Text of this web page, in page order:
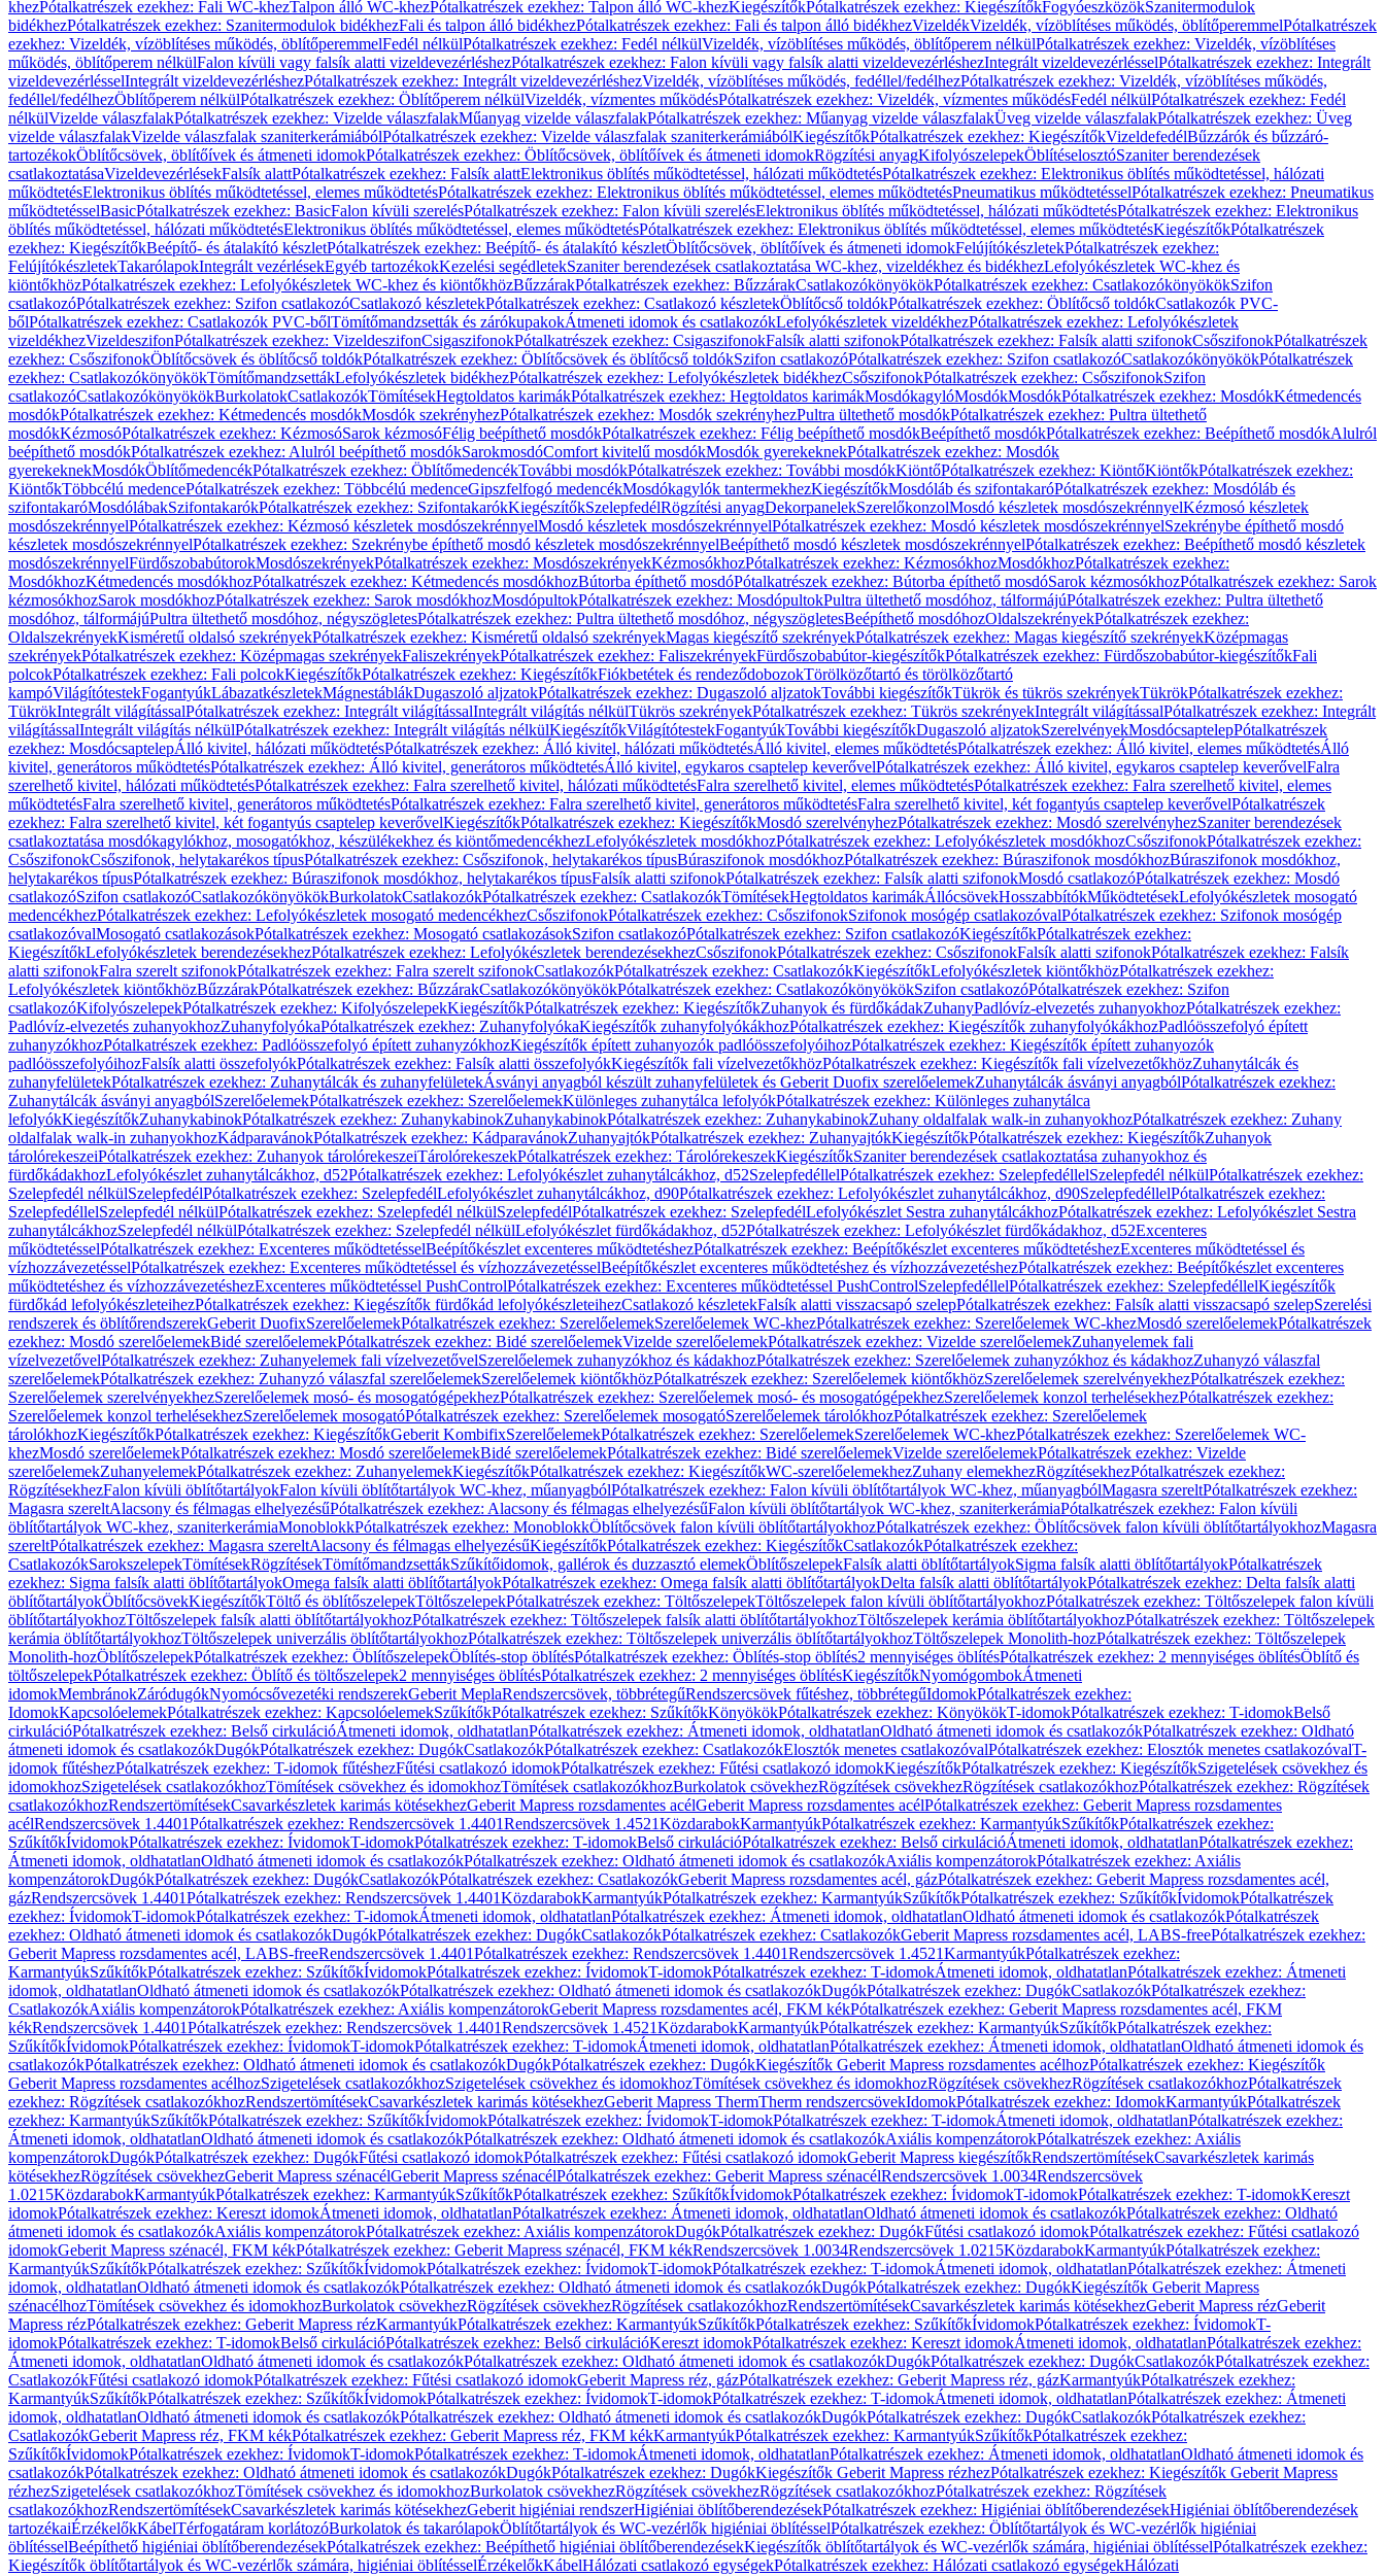
khezPótalkatrészek ezekhez: Fali WC-khezTalpon álló WC-khezPótalkatrészek ezekhez: Talpon álló WC-khezKiegészítőkPótalkatrészek ezekhez: KiegészítőkFogyóeszközökSzanitermodulok
bidékhezPótalkatrészek ezekhez: Szanitermodulok bidékhezFali és talpon álló bidékhezPótalkatrészek ezekhez: Fali és talpon álló bidékhezVizeldékVizeldék, vízöblítéses működés, öblítőperemmelPótalkatrészek
ezekhez: Vizeldék, vízöblítéses működés, öblítőperemmelFedél nélkülPótalkatrészek ezekhez: Fedél nélkülVizeldék, vízöblítéses működés, öblítőperem nélkülPótalkatrészek ezekhez: Vizeldék, vízöblítéses
működés, öblítőperem nélkülFalon kívüli vagy falsík alatti vizeldevezérléshezPótalkatrészek ezekhez: Falon kívüli vagy falsík alatti vizeldevezérléshezIntegrált vizeldevezérlésselPótalkatrészek ezekhez: Integrált
vizeldevezérlésselIntegrált vizeldevezérléshezPótalkatrészek ezekhez: Integrált vizeldevezérléshezVizeldék, vízöblítéses működés, fedéllel/fedélhezPótalkatrészek ezekhez: Vizeldék, vízöblítéses működés,
fedéllel/fedélhezÖblítőperem nélkülPótalkatrészek ezekhez: Öblítőperem nélkülVizeldék, vízmentes működésPótalkatrészek ezekhez: Vizeldék, vízmentes működésFedél nélkülPótalkatrészek ezekhez: Fedél
nélkülVizelde válaszfalakPótalkatrészek ezekhez: Vizelde válaszfalakMűanyag vizelde válaszfalakPótalkatrészek ezekhez: Műanyag vizelde válaszfalakÜveg vizelde válaszfalakPótalkatrészek ezekhez: Üveg
vizelde válaszfalakVizelde válaszfalak szaniterkerámiábólPótalkatrészek ezekhez: Vizelde válaszfalak szaniterkerámiábólKiegészítőkPótalkatrészek ezekhez: KiegészítőkVizeldefedélBűzzárók és bűzzáró-
tartozékokÖblítőcsövek, öblítőívek és átmeneti idomokPótalkatrészek ezekhez: Öblítőcsövek, öblítőívek és átmeneti idomokRögzítési anyagKifolyószelepekÖblítéselosztóSzaniter berendezések
csatlakoztatásaVizeldevezérlésekFalsík alattPótalkatrészek ezekhez: Falsík alattElektronikus öblítés működtetéssel, hálózati működtetésPótalkatrészek ezekhez: Elektronikus öblítés működtetéssel, hálózati
működtetésElektronikus öblítés működtetéssel, elemes működtetésPótalkatrészek ezekhez: Elektronikus öblítés működtetéssel, elemes működtetésPneumatikus működtetésselPótalkatrészek ezekhez: Pneumatikus
működtetésselBasicPótalkatrészek ezekhez: BasicFalon kívüli szerelésPótalkatrészek ezekhez: Falon kívüli szerelésElektronikus öblítés működtetéssel, hálózati működtetésPótalkatrészek ezekhez: Elektronikus
öblítés működtetéssel, hálózati működtetésElektronikus öblítés működtetéssel, elemes működtetésPótalkatrészek ezekhez: Elektronikus öblítés működtetéssel, elemes működtetésKiegészítőkPótalkatrészek
ezekhez: KiegészítőkBeépítő- és átalakító készletPótalkatrészek ezekhez: Beépítő- és átalakító készletÖblítőcsövek, öblítőívek és átmeneti idomokFelújítókészletekPótalkatrészek ezekhez:
FelújítókészletekTakarólapokIntegrált vezérlésekEgyéb tartozékokKezelési segédletekSzaniter berendezések csatlakoztatása WC-khez, vizeldékhez és bidékhezLefolyókészletek WC-khez és
kiöntőkhözPótalkatrészek ezekhez: Lefolyókészletek WC-khez és kiöntőkhözBűzzárakPótalkatrészek ezekhez: BűzzárakCsatlakozókönyökökPótalkatrészek ezekhez: CsatlakozókönyökökSzifon
csatlakozóPótalkatrészek ezekhez: Szifon csatlakozóCsatlakozó készletekPótalkatrészek ezekhez: Csatlakozó készletekÖblítőcső toldókPótalkatrészek ezekhez: Öblítőcső toldókCsatlakozók PVC-
bőlPótalkatrészek ezekhez: Csatlakozók PVC-bőlTömítőmandzsetták és zárókupakokÁtmeneti idomok és csatlakozókLefolyókészletek vizeldékhezPótalkatrészek ezekhez: Lefolyókészletek
vizeldékhezVizeldeszifonPótalkatrészek ezekhez: VizeldeszifonCsigaszifonokPótalkatrészek ezekhez: CsigaszifonokFalsík alatti szifonokPótalkatrészek ezekhez: Falsík alatti szifonokCsőszifonokPótalkatrészek
ezekhez: CsőszifonokÖblítőcsövek és öblítőcső toldókPótalkatrészek ezekhez: Öblítőcsövek és öblítőcső toldókSzifon csatlakozóPótalkatrészek ezekhez: Szifon csatlakozóCsatlakozókönyökökPótalkatrészek
ezekhez: CsatlakozókönyökökTömítőmandzsettákLefolyókészletek bidékhezPótalkatrészek ezekhez: Lefolyókészletek bidékhezCsőszifonokPótalkatrészek ezekhez: CsőszifonokSzifon
csatlakozóCsatlakozókönyökökBurkolatokCsatlakozókTömítésekHegtoldatos karimákPótalkatrészek ezekhez: Hegtoldatos karimákMosdókagylóMosdókMosdókPótalkatrészek ezekhez: MosdókKétmedencés
mosdókPótalkatrészek ezekhez: Kétmedencés mosdókMosdók szekrényhezPótalkatrészek ezekhez: Mosdók szekrényhezPultra ültethető mosdókPótalkatrészek ezekhez: Pultra ültethető
mosdókKézmosóPótalkatrészek ezekhez: KézmosóSarok kézmosóFélig beépíthető mosdókPótalkatrészek ezekhez: Félig beépíthető mosdókBeépíthető mosdókPótalkatrészek ezekhez: Beépíthető mosdókAlulról
beépíthető mosdókPótalkatrészek ezekhez: Alulról beépíthető mosdókSarokmosdóComfort kivitelű mosdókMosdók gyerekeknekPótalkatrészek ezekhez: Mosdók
gyerekeknekMosdókÖblítőmedencékPótalkatrészek ezekhez: ÖblítőmedencékTovábbi mosdókPótalkatrészek ezekhez: További mosdókKiöntőPótalkatrészek ezekhez: KiöntőKiöntőkPótalkatrészek ezekhez:
KiöntőkTöbbcélú medencePótalkatrészek ezekhez: Többcélú medenceGipszfelfogó medencékMosdókagylók tantermekhezKiegészítőkMosdóláb és szifontakaróPótalkatrészek ezekhez: Mosdóláb és
szifontakaróMosdólábakSzifontakarókPótalkatrészek ezekhez: SzifontakarókKiegészítőkSzelepfedélRögzítési anyagDekorpanelekSzerelőkonzolMosdó készletek mosdószekrénnyelKézmosó készletek
mosdószekrénnyelPótalkatrészek ezekhez: Kézmosó készletek mosdószekrénnyelMosdó készletek mosdószekrénnyelPótalkatrészek ezekhez: Mosdó készletek mosdószekrénnyelSzekrénybe építhető mosdó
készletek mosdószekrénnyelPótalkatrészek ezekhez: Szekrénybe építhető mosdó készletek mosdószekrénnyelBeépíthető mosdó készletek mosdószekrénnyelPótalkatrészek ezekhez: Beépíthető mosdó készletek
mosdószekrénnyelFürdőszobabútorokMosdószekrényekPótalkatrészek ezekhez: MosdószekrényekKézmosókhozPótalkatrészek ezekhez: KézmosókhozMosdókhozPótalkatrészek ezekhez:
MosdókhozKétmedencés mosdókhozPótalkatrészek ezekhez: Kétmedencés mosdókhozBútorba építhető mosdóPótalkatrészek ezekhez: Bútorba építhető mosdóSarok kézmosókhozPótalkatrészek ezekhez: Sarok
kézmosókhozSarok mosdókhozPótalkatrészek ezekhez: Sarok mosdókhozMosdópultokPótalkatrészek ezekhez: MosdópultokPultra ültethető mosdóhoz, tálformájúPótalkatrészek ezekhez: Pultra ültethető
mosdóhoz, tálformájúPultra ültethető mosdóhoz, négyszögletesPótalkatrészek ezekhez: Pultra ültethető mosdóhoz, négyszögletesBeépíthető mosdóhozOldalszekrényekPótalkatrészek ezekhez:
OldalszekrényekKisméretű oldalsó szekrényekPótalkatrészek ezekhez: Kisméretű oldalsó szekrényekMagas kiegészítő szekrényekPótalkatrészek ezekhez: Magas kiegészítő szekrényekKözépmagas
szekrényekPótalkatrészek ezekhez: Középmagas szekrényekFaliszekrényekPótalkatrészek ezekhez: FaliszekrényekFürdőszobabútor-kiegészítőkPótalkatrészek ezekhez: Fürdőszobabútor-kiegészítőkFali
polcokPótalkatrészek ezekhez: Fali polcokKiegészítőkPótalkatrészek ezekhez: KiegészítőkFiókbetétek és rendeződobozokTörölközőtartó és törölközőtartó
kampóVilágítótestekFogantyúkLábazatkészletekMágnestáblákDugaszoló aljzatokPótalkatrészek ezekhez: Dugaszoló aljzatokTovábbi kiegészítőkTükrök és tükrös szekrényekTükrökPótalkatrészek ezekhez:
TükrökIntegrált világítássalPótalkatrészek ezekhez: Integrált világítássalIntegrált világítás nélkülTükrös szekrényekPótalkatrészek ezekhez: Tükrös szekrényekIntegrált világítássalPótalkatrészek ezekhez: Integrált
világítássalIntegrált világítás nélkülPótalkatrészek ezekhez: Integrált világítás nélkülKiegészítőkVilágítótestekFogantyúkTovábbi kiegészítőkDugaszoló aljzatokSzerelvényekMosdócsaptelepPótalkatrészek
ezekhez: MosdócsaptelepÁlló kivitel, hálózati működtetésPótalkatrészek ezekhez: Álló kivitel, hálózati működtetésÁlló kivitel, elemes működtetésPótalkatrészek ezekhez: Álló kivitel, elemes működtetésÁlló
kivitel, generátoros működtetésPótalkatrészek ezekhez: Álló kivitel, generátoros működtetésÁlló kivitel, egykaros csaptelep keverővelPótalkatrészek ezekhez: Álló kivitel, egykaros csaptelep keverővelFalra
szerelhető kivitel, hálózati működtetésPótalkatrészek ezekhez: Falra szerelhető kivitel, hálózati működtetésFalra szerelhető kivitel, elemes működtetésPótalkatrészek ezekhez: Falra szerelhető kivitel, elemes
működtetésFalra szerelhető kivitel, generátoros működtetésPótalkatrészek ezekhez: Falra szerelhető kivitel, generátoros működtetésFalra szerelhető kivitel, két fogantyús csaptelep keverővelPótalkatrészek
ezekhez: Falra szerelhető kivitel, két fogantyús csaptelep keverővelKiegészítőkPótalkatrészek ezekhez: KiegészítőkMosdó szerelvényhezPótalkatrészek ezekhez: Mosdó szerelvényhezSzaniter berendezések
csatlakoztatása mosdókagylókhoz, mosogatókhoz, készülékekhez és kiöntőmedencékhezLefolyókészletek mosdókhozPótalkatrészek ezekhez: Lefolyókészletek mosdókhozCsőszifonokPótalkatrészek ezekhez:
CsőszifonokCsőszifonok, helytakarékos típusPótalkatrészek ezekhez: Csőszifonok, helytakarékos típusBúraszifonok mosdókhozPótalkatrészek ezekhez: Búraszifonok mosdókhozBúraszifonok mosdókhoz,
helytakarékos típusPótalkatrészek ezekhez: Búraszifonok mosdókhoz, helytakarékos típusFalsík alatti szifonokPótalkatrészek ezekhez: Falsík alatti szifonokMosdó csatlakozóPótalkatrészek ezekhez: Mosdó
csatlakozóSzifon csatlakozóCsatlakozókönyökökBurkolatokCsatlakozókPótalkatrészek ezekhez: CsatlakozókTömítésekHegtoldatos karimákÁllócsövekHosszabbítókMűködtetésekLefolyókészletek mosogató
medencékhezPótalkatrészek ezekhez: Lefolyókészletek mosogató medencékhezCsőszifonokPótalkatrészek ezekhez: CsőszifonokSzifonok mosógép csatlakozóvalPótalkatrészek ezekhez: Szifonok mosógép
csatlakozóvalMosogató csatlakozásokPótalkatrészek ezekhez: Mosogató csatlakozásokSzifon csatlakozóPótalkatrészek ezekhez: Szifon csatlakozóKiegészítőkPótalkatrészek ezekhez:
KiegészítőkLefolyókészletek berendezésekhezPótalkatrészek ezekhez: Lefolyókészletek berendezésekhezCsőszifonokPótalkatrészek ezekhez: CsőszifonokFalsík alatti szifonokPótalkatrészek ezekhez: Falsík
alatti szifonokFalra szerelt szifonokPótalkatrészek ezekhez: Falra szerelt szifonokCsatlakozókPótalkatrészek ezekhez: CsatlakozókKiegészítőkLefolyókészletek kiöntőkhözPótalkatrészek ezekhez:
Lefolyókészletek kiöntőkhözBűzzárakPótalkatrészek ezekhez: BűzzárakCsatlakozókönyökökPótalkatrészek ezekhez: CsatlakozókönyökökSzifon csatlakozóPótalkatrészek ezekhez: Szifon
csatlakozóKifolyószelepekPótalkatrészek ezekhez: KifolyószelepekKiegészítőkPótalkatrészek ezekhez: KiegészítőkZuhanyok és fürdőkádakZuhanyPadlóvíz-elvezetés zuhanyokhozPótalkatrészek ezekhez:
Padlóvíz-elvezetés zuhanyokhozZuhanyfolyókaPótalkatrészek ezekhez: ZuhanyfolyókaKiegészítők zuhanyfolyókákhozPótalkatrészek ezekhez: Kiegészítők zuhanyfolyókákhozPadlóösszefolyó épített
zuhanyzókhozPótalkatrészek ezekhez: Padlóösszefolyó épített zuhanyzókhozKiegészítők épített zuhanyozók padlóösszefolyóihozPótalkatrészek ezekhez: Kiegészítők épített zuhanyozók
padlóösszefolyóihozFalsík alatti összefolyókPótalkatrészek ezekhez: Falsík alatti összefolyókKiegészítők fali vízelvezetőkhözPótalkatrészek ezekhez: Kiegészítők fali vízelvezetőkhözZuhanytálcák és
zuhanyfelületekPótalkatrészek ezekhez: Zuhanytálcák és zuhanyfelületekÁsványi anyagból készült zuhanyfelületek és Geberit Duofix szerelőelemekZuhanytálcák ásványi anyagbólPótalkatrészek ezekhez:
Zuhanytálcák ásványi anyagbólSzerelőelemekPótalkatrészek ezekhez: SzerelőelemekKülönleges zuhanytálca lefolyókPótalkatrészek ezekhez: Különleges zuhanytálca
lefolyókKiegészítőkZuhanykabinokPótalkatrészek ezekhez: ZuhanykabinokZuhanykabinokPótalkatrészek ezekhez: ZuhanykabinokZuhany oldalfalak walk-in zuhanyokhozPótalkatrészek ezekhez: Zuhany
oldalfalak walk-in zuhanyokhozKádparavánokPótalkatrészek ezekhez: KádparavánokZuhanyajtókPótalkatrészek ezekhez: ZuhanyajtókKiegészítőkPótalkatrészek ezekhez: KiegészítőkZuhanyok
tárolórekeszeiPótalkatrészek ezekhez: Zuhanyok tárolórekeszeiTárolórekeszekPótalkatrészek ezekhez: TárolórekeszekKiegészítőkSzaniter berendezések csatlakoztatása zuhanyokhoz és
fürdőkádakhozLefolyókészlet zuhanytálcákhoz, d52Pótalkatrészek ezekhez: Lefolyókészlet zuhanytálcákhoz, d52SzelepfedéllelPótalkatrészek ezekhez: SzelepfedéllelSzelepfedél nélkülPótalkatrészek ezekhez:
Szelepfedél nélkülSzelepfedélPótalkatrészek ezekhez: SzelepfedélLefolyókészlet zuhanytálcákhoz, d90Pótalkatrészek ezekhez: Lefolyókészlet zuhanytálcákhoz, d90SzelepfedéllelPótalkatrészek ezekhez:
SzelepfedéllelSzelepfedél nélkülPótalkatrészek ezekhez: Szelepfedél nélkülSzelepfedélPótalkatrészek ezekhez: SzelepfedélLefolyókészlet Sestra zuhanytálcákhozPótalkatrészek ezekhez: Lefolyókészlet Sestra
zuhanytálcákhozSzelepfedél nélkülPótalkatrészek ezekhez: Szelepfedél nélkülLefolyókészlet fürdőkádakhoz, d52Pótalkatrészek ezekhez: Lefolyókészlet fürdőkádakhoz, d52Excenteres
működtetésselPótalkatrészek ezekhez: Excenteres működtetésselBeépítőkészlet excenteres működtetéshezPótalkatrészek ezekhez: Beépítőkészlet excenteres működtetéshezExcenteres működtetéssel és
vízhozzávezetésselPótalkatrészek ezekhez: Excenteres működtetéssel és vízhozzávezetésselBeépítőkészlet excenteres működtetéshez és vízhozzávezetéshezPótalkatrészek ezekhez: Beépítőkészlet excenteres
működtetéshez és vízhozzávezetéshezExcenteres működtetéssel PushControlPótalkatrészek ezekhez: Excenteres működtetéssel PushControlSzelepfedéllelPótalkatrészek ezekhez: SzelepfedéllelKiegészítők
fürdőkád lefolyókészleteihezPótalkatrészek ezekhez: Kiegészítők fürdőkád lefolyókészleteihezCsatlakozó készletekFalsík alatti visszacsapó szelepPótalkatrészek ezekhez: Falsík alatti visszacsapó szelepSzerelési
rendszerek és öblítőrendszerekGeberit DuofixSzerelőelemekPótalkatrészek ezekhez: SzerelőelemekSzerelőelemek WC-khezPótalkatrészek ezekhez: Szerelőelemek WC-khezMosdó szerelőelemekPótalkatrészek
ezekhez: Mosdó szerelőelemekBidé szerelőelemekPótalkatrészek ezekhez: Bidé szerelőelemekVizelde szerelőelemekPótalkatrészek ezekhez: Vizelde szerelőelemekZuhanyelemek fali
vízelvezetővelPótalkatrészek ezekhez: Zuhanyelemek fali vízelvezetővelSzerelőelemek zuhanyzókhoz és kádakhozPótalkatrészek ezekhez: Szerelőelemek zuhanyzókhoz és kádakhozZuhanyzó válaszfal
szerelőelemekPótalkatrészek ezekhez: Zuhanyzó válaszfal szerelőelemekSzerelőelemek kiöntőkhözPótalkatrészek ezekhez: Szerelőelemek kiöntőkhözSzerelőelemek szerelvényekhezPótalkatrészek ezekhez:
Szerelőelemek szerelvényekhezSzerelőelemek mosó- és mosogatógépekhezPótalkatrészek ezekhez: Szerelőelemek mosó- és mosogatógépekhezSzerelőelemek konzol terhelésekhezPótalkatrészek ezekhez:
Szerelőelemek konzol terhelésekhezSzerelőelemek mosogatóPótalkatrészek ezekhez: Szerelőelemek mosogatóSzerelőelemek tárolókhozPótalkatrészek ezekhez: Szerelőelemek
tárolókhozKiegészítőkPótalkatrészek ezekhez: KiegészítőkGeberit KombifixSzerelőelemekPótalkatrészek ezekhez: SzerelőelemekSzerelőelemek WC-khezPótalkatrészek ezekhez: Szerelőelemek WC-
khezMosdó szerelőelemekPótalkatrészek ezekhez: Mosdó szerelőelemekBidé szerelőelemekPótalkatrészek ezekhez: Bidé szerelőelemekVizelde szerelőelemekPótalkatrészek ezekhez: Vizelde
szerelőelemekZuhanyelemekPótalkatrészek ezekhez: ZuhanyelemekKiegészítőkPótalkatrészek ezekhez: KiegészítőkWC-szerelőelemekhezZuhany elemekhezRögzítésekhezPótalkatrészek ezekhez:
RögzítésekhezFalon kívüli öblítőtartályokFalon kívüli öblítőtartályok WC-khez, műanyagbólPótalkatrészek ezekhez: Falon kívüli öblítőtartályok WC-khez, műanyagbólMagasra szereltPótalkatrészek ezekhez:
Magasra szereltAlacsony és félmagas elhelyezésűPótalkatrészek ezekhez: Alacsony és félmagas elhelyezésűFalon kívüli öblítőtartályok WC-khez, szaniterkerámiaPótalkatrészek ezekhez: Falon kívüli
öblítőtartályok WC-khez, szaniterkerámiaMonoblokkPótalkatrészek ezekhez: MonoblokkÖblítőcsövek falon kívüli öblítőtartályokhozPótalkatrészek ezekhez: Öblítőcsövek falon kívüli öblítőtartályokhozMagasra
szereltPótalkatrészek ezekhez: Magasra szereltAlacsony és félmagas elhelyezésűKiegészítőkPótalkatrészek ezekhez: KiegészítőkCsatlakozókPótalkatrészek ezekhez:
CsatlakozókSarokszelepekTömítésekRögzítésekTömítőmandzsettákSzűkítőidomok, gallérok és duzzasztó elemekÖblítőszelepekFalsík alatti öblítőtartályokSigma falsík alatti öblítőtartályokPótalkatrészek
ezekhez: Sigma falsík alatti öblítőtartályokOmega falsík alatti öblítőtartályokPótalkatrészek ezekhez: Omega falsík alatti öblítőtartályokDelta falsík alatti öblítőtartályokPótalkatrészek ezekhez: Delta falsík alatti
öblítőtartályokÖblítőcsövekKiegészítőkTöltő és öblítőszelepekTöltőszelepekPótalkatrészek ezekhez: TöltőszelepekTöltőszelepek falon kívüli öblítőtartályokhozPótalkatrészek ezekhez: Töltőszelepek falon kívüli
öblítőtartályokhozTöltőszelepek falsík alatti öblítőtartályokhozPótalkatrészek ezekhez: Töltőszelepek falsík alatti öblítőtartályokhozTöltőszelepek kerámia öblítőtartályokhozPótalkatrészek ezekhez: Töltőszelepek
kerámia öblítőtartályokhozTöltőszelepek univerzális öblítőtartályokhozPótalkatrészek ezekhez: Töltőszelepek univerzális öblítőtartályokhozTöltőszelepek Monolith-hozPótalkatrészek ezekhez: Töltőszelepek
Monolith-hozÖblítőszelepekPótalkatrészek ezekhez: ÖblítőszelepekÖblítés-stop öblítésPótalkatrészek ezekhez: Öblítés-stop öblítés2 mennyiséges öblítésPótalkatrészek ezekhez: 2 mennyiséges öblítésÖblítő és
töltőszelepekPótalkatrészek ezekhez: Öblítő és töltőszelepek2 mennyiséges öblítésPótalkatrészek ezekhez: 2 mennyiséges öblítésKiegészítőkNyomógombokÁtmeneti
idomokMembránokZáródugókNyomócsővezetéki rendszerekGeberit MeplaRendszercsövek, többrétegűRendszercsövek fűtéshez, többrétegűIdomokPótalkatrészek ezekhez:
IdomokKapcsolóelemekPótalkatrészek ezekhez: KapcsolóelemekSzűkítőkPótalkatrészek ezekhez: SzűkítőkKönyökökPótalkatrészek ezekhez: KönyökökT-idomokPótalkatrészek ezekhez: T-idomokBelső
cirkulációPótalkatrészek ezekhez: Belső cirkulációÁtmeneti idomok, oldhatatlanPótalkatrészek ezekhez: Átmeneti idomok, oldhatatlanOldható átmeneti idomok és csatlakozókPótalkatrészek ezekhez: Oldható
átmeneti idomok és csatlakozókDugókPótalkatrészek ezekhez: DugókCsatlakozókPótalkatrészek ezekhez: CsatlakozókElosztók menetes csatlakozóvalPótalkatrészek ezekhez: Elosztók menetes csatlakozóvalT-
idomok fűtéshezPótalkatrészek ezekhez: T-idomok fűtéshezFűtési csatlakozó idomokPótalkatrészek ezekhez: Fűtési csatlakozó idomokKiegészítőkPótalkatrészek ezekhez: KiegészítőkSzigetelések csövekhez és
idomokhozSzigetelések csatlakozókhozTömítések csövekhez és idomokhozTömítések csatlakozókhozBurkolatok csövekhezRögzítések csövekhezRögzítések csatlakozókhozPótalkatrészek ezekhez: Rögzítések
csatlakozókhozRendszertömítésekCsavarkészletek karimás kötésekhezGeberit Mapress rozsdamentes acélGeberit Mapress rozsdamentes acélPótalkatrészek ezekhez: Geberit Mapress rozsdamentes
acélRendszercsövek 1.4401Pótalkatrészek ezekhez: Rendszercsövek 1.4401Rendszercsövek 1.4521KözdarabokKarmantyúkPótalkatrészek ezekhez: KarmantyúkSzűkítőkPótalkatrészek ezekhez:
SzűkítőkÍvidomokPótalkatrészek ezekhez: ÍvidomokT-idomokPótalkatrészek ezekhez: T-idomokBelső cirkulációPótalkatrészek ezekhez: Belső cirkulációÁtmeneti idomok, oldhatatlanPótalkatrészek ezekhez:
Átmeneti idomok, oldhatatlanOldható átmeneti idomok és csatlakozókPótalkatrészek ezekhez: Oldható átmeneti idomok és csatlakozókAxiális kompenzátorokPótalkatrészek ezekhez: Axiális
kompenzátorokDugókPótalkatrészek ezekhez: DugókCsatlakozókPótalkatrészek ezekhez: CsatlakozókGeberit Mapress rozsdamentes acél, gázPótalkatrészek ezekhez: Geberit Mapress rozsdamentes acél,
gázRendszercsövek 1.4401Pótalkatrészek ezekhez: Rendszercsövek 1.4401KözdarabokKarmantyúkPótalkatrészek ezekhez: KarmantyúkSzűkítőkPótalkatrészek ezekhez: SzűkítőkÍvidomokPótalkatrészek
ezekhez: ÍvidomokT-idomokPótalkatrészek ezekhez: T-idomokÁtmeneti idomok, oldhatatlanPótalkatrészek ezekhez: Átmeneti idomok, oldhatatlanOldható átmeneti idomok és csatlakozókPótalkatrészek
ezekhez: Oldható átmeneti idomok és csatlakozókDugókPótalkatrészek ezekhez: DugókCsatlakozókPótalkatrészek ezekhez: CsatlakozókGeberit Mapress rozsdamentes acél, LABS-freePótalkatrészek ezekhez:
Geberit Mapress rozsdamentes acél, LABS-freeRendszercsövek 1.4401Pótalkatrészek ezekhez: Rendszercsövek 1.4401Rendszercsövek 1.4521KarmantyúkPótalkatrészek ezekhez:
KarmantyúkSzűkítőkPótalkatrészek ezekhez: SzűkítőkÍvidomokPótalkatrészek ezekhez: ÍvidomokT-idomokPótalkatrészek ezekhez: T-idomokÁtmeneti idomok, oldhatatlanPótalkatrészek ezekhez: Átmeneti
idomok, oldhatatlanOldható átmeneti idomok és csatlakozókPótalkatrészek ezekhez: Oldható átmeneti idomok és csatlakozókDugókPótalkatrészek ezekhez: DugókCsatlakozókPótalkatrészek ezekhez:
CsatlakozókAxiális kompenzátorokPótalkatrészek ezekhez: Axiális kompenzátorokGeberit Mapress rozsdamentes acél, FKM kékPótalkatrészek ezekhez: Geberit Mapress rozsdamentes acél, FKM
kékRendszercsövek 1.4401Pótalkatrészek ezekhez: Rendszercsövek 1.4401Rendszercsövek 1.4521KözdarabokKarmantyúkPótalkatrészek ezekhez: KarmantyúkSzűkítőkPótalkatrészek ezekhez:
SzűkítőkÍvidomokPótalkatrészek ezekhez: ÍvidomokT-idomokPótalkatrészek ezekhez: T-idomokÁtmeneti idomok, oldhatatlanPótalkatrészek ezekhez: Átmeneti idomok, oldhatatlanOldható átmeneti idomok és
csatlakozókPótalkatrészek ezekhez: Oldható átmeneti idomok és csatlakozókDugókPótalkatrészek ezekhez: DugókKiegészítők Geberit Mapress rozsdamentes acélhozPótalkatrészek ezekhez: Kiegészítők
Geberit Mapress rozsdamentes acélhozSzigetelések csatlakozókhozSzigetelések csövekhez és idomokhozTömítések csövekhez és idomokhozRögzítések csövekhezRögzítések csatlakozókhozPótalkatrészek
ezekhez: Rögzítések csatlakozókhozRendszertömítésekCsavarkészletek karimás kötésekhezGeberit Mapress ThermTherm rendszercsövekIdomokPótalkatrészek ezekhez: IdomokKarmantyúkPótalkatrészek
ezekhez: KarmantyúkSzűkítőkPótalkatrészek ezekhez: SzűkítőkÍvidomokPótalkatrészek ezekhez: ÍvidomokT-idomokPótalkatrészek ezekhez: T-idomokÁtmeneti idomok, oldhatatlanPótalkatrészek ezekhez:
Átmeneti idomok, oldhatatlanOldható átmeneti idomok és csatlakozókPótalkatrészek ezekhez: Oldható átmeneti idomok és csatlakozókAxiális kompenzátorokPótalkatrészek ezekhez: Axiális
kompenzátorokDugókPótalkatrészek ezekhez: DugókFűtési csatlakozó idomokPótalkatrészek ezekhez: Fűtési csatlakozó idomokGeberit Mapress kiegészítőkRendszertömítésekCsavarkészletek karimás
kötésekhezRögzítések csövekhezGeberit Mapress szénacélGeberit Mapress szénacélPótalkatrészek ezekhez: Geberit Mapress szénacélRendszercsövek 1.0034Rendszercsövek
1.0215KözdarabokKarmantyúkPótalkatrészek ezekhez: KarmantyúkSzűkítőkPótalkatrészek ezekhez: SzűkítőkÍvidomokPótalkatrészek ezekhez: ÍvidomokT-idomokPótalkatrészek ezekhez: T-idomokKereszt
idomokPótalkatrészek ezekhez: Kereszt idomokÁtmeneti idomok, oldhatatlanPótalkatrészek ezekhez: Átmeneti idomok, oldhatatlanOldható átmeneti idomok és csatlakozókPótalkatrészek ezekhez: Oldható
átmeneti idomok és csatlakozókAxiális kompenzátorokPótalkatrészek ezekhez: Axiális kompenzátorokDugókPótalkatrészek ezekhez: DugókFűtési csatlakozó idomokPótalkatrészek ezekhez: Fűtési csatlakozó
idomokGeberit Mapress szénacél, FKM kékPótalkatrészek ezekhez: Geberit Mapress szénacél, FKM kékRendszercsövek 1.0034Rendszercsövek 1.0215KözdarabokKarmantyúkPótalkatrészek ezekhez:
KarmantyúkSzűkítőkPótalkatrészek ezekhez: SzűkítőkÍvidomokPótalkatrészek ezekhez: ÍvidomokT-idomokPótalkatrészek ezekhez: T-idomokÁtmeneti idomok, oldhatatlanPótalkatrészek ezekhez: Átmeneti
idomok, oldhatatlanOldható átmeneti idomok és csatlakozókPótalkatrészek ezekhez: Oldható átmeneti idomok és csatlakozókDugókPótalkatrészek ezekhez: DugókKiegészítők Geberit Mapress
szénacélhozTömítések csövekhez és idomokhozBurkolatok csövekhezRögzítések csövekhezRögzítések csatlakozókhozRendszertömítésekCsavarkészletek karimás kötésekhezGeberit Mapress rézGeberit
Mapress rézPótalkatrészek ezekhez: Geberit Mapress rézKarmantyúkPótalkatrészek ezekhez: KarmantyúkSzűkítőkPótalkatrészek ezekhez: SzűkítőkÍvidomokPótalkatrészek ezekhez: ÍvidomokT-
idomokPótalkatrészek ezekhez: T-idomokBelső cirkulációPótalkatrészek ezekhez: Belső cirkulációKereszt idomokPótalkatrészek ezekhez: Kereszt idomokÁtmeneti idomok, oldhatatlanPótalkatrészek ezekhez:
Átmeneti idomok, oldhatatlanOldható átmeneti idomok és csatlakozókPótalkatrészek ezekhez: Oldható átmeneti idomok és csatlakozókDugókPótalkatrészek ezekhez: DugókCsatlakozókPótalkatrészek ezekhez:
CsatlakozókFűtési csatlakozó idomokPótalkatrészek ezekhez: Fűtési csatlakozó idomokGeberit Mapress réz, gázPótalkatrészek ezekhez: Geberit Mapress réz, gázKarmantyúkPótalkatrészek ezekhez:
KarmantyúkSzűkítőkPótalkatrészek ezekhez: SzűkítőkÍvidomokPótalkatrészek ezekhez: ÍvidomokT-idomokPótalkatrészek ezekhez: T-idomokÁtmeneti idomok, oldhatatlanPótalkatrészek ezekhez: Átmeneti
idomok, oldhatatlanOldható átmeneti idomok és csatlakozókPótalkatrészek ezekhez: Oldható átmeneti idomok és csatlakozókDugókPótalkatrészek ezekhez: DugókCsatlakozókPótalkatrészek ezekhez:
CsatlakozókGeberit Mapress réz, FKM kékPótalkatrészek ezekhez: Geberit Mapress réz, FKM kékKarmantyúkPótalkatrészek ezekhez: KarmantyúkSzűkítőkPótalkatrészek ezekhez:
SzűkítőkÍvidomokPótalkatrészek ezekhez: ÍvidomokT-idomokPótalkatrészek ezekhez: T-idomokÁtmeneti idomok, oldhatatlanPótalkatrészek ezekhez: Átmeneti idomok, oldhatatlanOldható átmeneti idomok és
csatlakozókPótalkatrészek ezekhez: Oldható átmeneti idomok és csatlakozókDugókPótalkatrészek ezekhez: DugókKiegészítők Geberit Mapress rézhezPótalkatrészek ezekhez: Kiegészítők Geberit Mapress
rézhezSzigetelések csatlakozókhozTömítések csövekhez és idomokhozBurkolatok csövekhezRögzítések csövekhezRögzítések csatlakozókhozPótalkatrészek ezekhez: Rögzítések
csatlakozókhozRendszertömítésekCsavarkészletek karimás kötésekhezGeberit higiéniai rendszerHigiéniai öblítőberendezésekPótalkatrészek ezekhez: Higiéniai öblítőberendezésekHigiéniai öblítőberendezések
tartozékaiÉrzékelőkKábelTérfogatáram korlátozóBurkolatok és takarólapokÖblítőtartályok és WC-vezérlők higiéniai öblítésselPótalkatrészek ezekhez: Öblítőtartályok és WC-vezérlők higiéniai
öblítésselBeépíthető higiéniai öblítőberendezésekPótalkatrészek ezekhez: Beépíthető higiéniai öblítőberendezésekKiegészítők öblítőtartályok és WC-vezérlők számára, higiéniai öblítésselPótalkatrészek ezekhez:
Kiegészítők öblítőtartályok és WC-vezérlők számára, higiéniai öblítésselÉrzékelőkKábelHálózati csatlakozó egységekPótalkatrészek ezekhez: Hálózati csatlakozó egységekHálózati